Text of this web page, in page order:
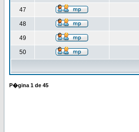
47
48
49
50
P�gina 1 de 45